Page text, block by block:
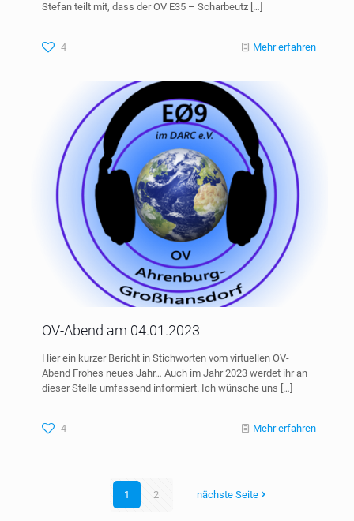
Stefan teilt mit, dass der OV E35 – Scharbeutz […]
4 Mehr erfahren
OV-Abend am 04.01.2023
Hier ein kurzer Bericht in Stichworten vom virtuellen OV-
Abend Frohes neues Jahr… Auch im Jahr 2023 werdet ihr an
dieser Stelle umfassend informiert. Ich wünsche uns […]
4 Mehr erfahren
1 2 nächste Seite